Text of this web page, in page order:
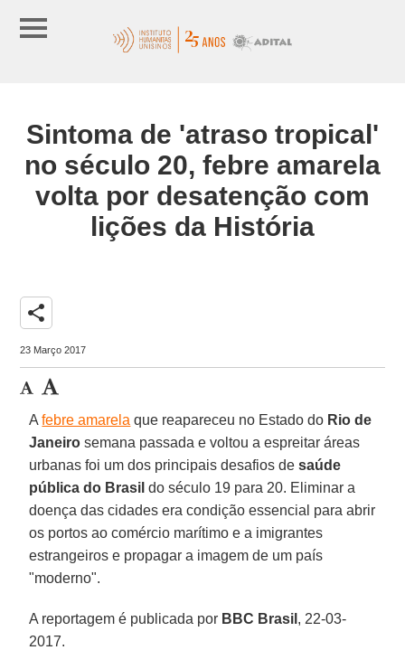
Sintoma de 'atraso tropical'
no século 20, febre amarela
volta por desatenção com
lições da História
share
23 Março 2017
Afebre amarela que reapareceu no Estado do Rio de
Janeiro semana passada e voltou a espreitar áreas
urbanas foi um dos principais desafios de saúde
pública do Brasil do século 19 para 20. Eliminar a
doença das cidades era condição essencial para abrir
os portos ao comércio marítimo e a imigrantes
estrangeiros e propagar a imagem de um país
"moderno".
A reportagem é publicada por BBC Brasil , 22-03-
2017.